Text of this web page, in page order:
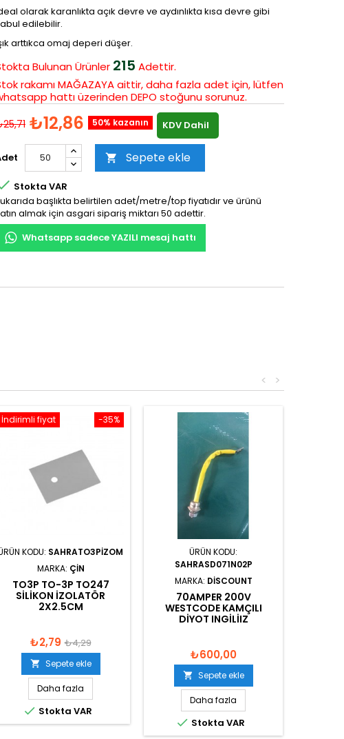
olarak karanlıkta açık devre ve aydınlıkta kısa devre gibi
edilebilir.
arttıkca omaj deperi düşer.
BulunanÜrünler 215 Adettir.
rakamı MAĞAZAYA aittir, daha fazla adet için, lütfen
hattı üzerinden DEPO stoğunu sorunuz.
₺12,86 50% kazanın KDV Dahil
 Sepete ekle
Stokta VAR
başlıkta belirtilen adet/metre/top fiyatıdır ve ürünü
almak için asgari sipariş miktarı 50 adettir.
Whatsapp sadece YAZILI mesaj hattı
>
<
-35%
İndirimli fiyat
KODU: SAHRATO3PIZOM
MARKA: ÇIN
TO3P TO-3P TO247
SILIKON İZOLATÖR
2X2.5CM
₺2,79 ₺4,29
 Sepete ekle
Daha fazla
 Stokta VAR
ÜRÜN KODU:
SAHRASD071N02P
MARKA: DISCOUNT
70AMPER 200V
WESTCODE KAMÇILI
DIYOT INGILIIZ
₺600,00
 Sepete ekle
Daha fazla
 Stokta VAR